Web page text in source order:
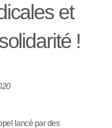
et
!
lancé par des